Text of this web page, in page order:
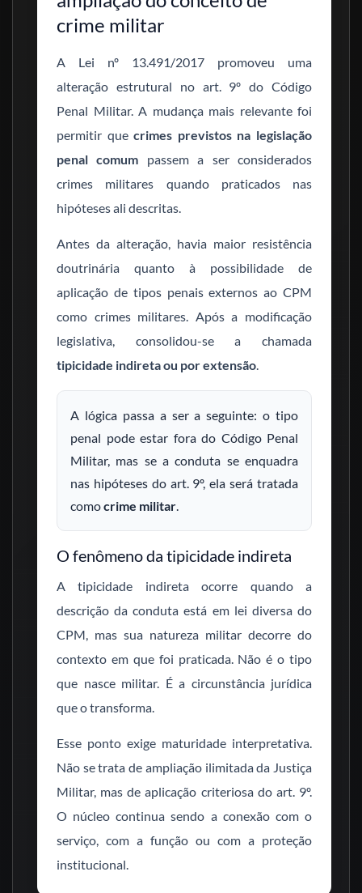
crime militar
A Lei nº 13.491/2017 promoveu uma
alteração estrutural no art. 9º do Código
Penal Militar. A mudança mais relevante foi
permitir quecrimes previstos na legislação
penal comum passem a ser considerados
crimes militares quando praticados nas
hipóteses ali descritas.
Antes da alteração, havia maior resistência
doutrinária quanto à possibilidade de
aplicação de tipos penais externos ao CPM
como crimes militares. Após a modificação
legislativa, consolidou-se a chamada
tipicidade indireta ou por extensão.
A lógica passa a ser a seguinte: o tipo
penal pode estar fora do Código Penal
Militar, mas se a conduta se enquadra
nas hipóteses do art. 9º, ela será tratada
comocrime militar.
O fenômeno da tipicidade indireta
A tipicidade indireta ocorre quando a
descrição da conduta está em lei diversa do
CPM, mas sua natureza militar decorre do
contexto em que foi praticada. Não é o tipo
que nasce militar. É a circunstância jurídica
que o transforma.
Esse ponto exige maturidade interpretativa.
Não se trata de ampliação ilimitada da Justiça
Militar, mas de aplicação criteriosa do art. 9º.
O núcleo continua sendo a conexão com o
serviço, com a função ou com a proteção
institucional.